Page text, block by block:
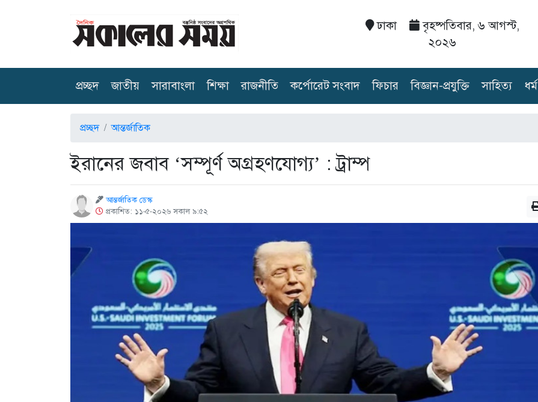
ঢাকা
বৃহষ্পতিবার, ৬ আগস্ট,
২০২৬
প্রচ্ছদ(current)
জাতীয় সারাবাংলা শিক্ষা রাজনীতি কর্পোরেট সংবাদ ফিচার বিজ্ঞান-প্রযুক্তি সাহিত্য ধর্ম
প্রচ্ছদ আন্তর্জাতিক
ইরানের জবাব ‘সম্পূর্ণ অগ্রহণযোগ্য’ : ট্রাম্প
আন্তর্জাতিক ডেস্ক
প্রকাশিত: ১১-৫-২০২৬ সকাল ৯:৫২